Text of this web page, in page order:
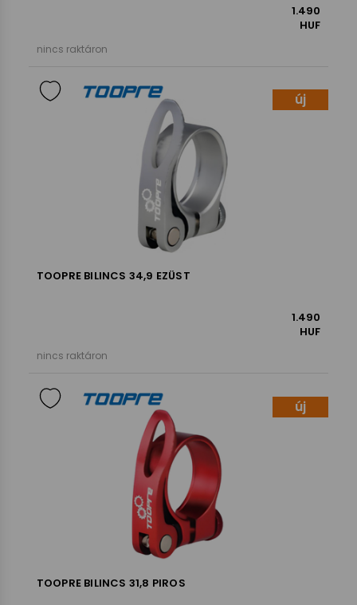
1.490
HUF
nincs raktáron
új
TOOPRE BILINCS 34,9 EZÜST
1.490
HUF
nincs raktáron
új
TOOPRE BILINCS 31,8 PIROS